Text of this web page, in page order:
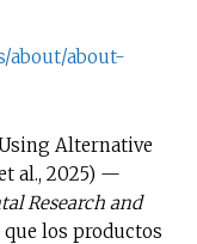
about/about-
Alternative
al., 2025) —
Research and
los productos